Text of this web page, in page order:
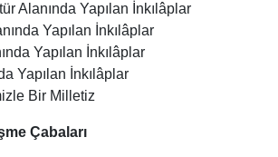
Alanında Yapılan İnkılâplar
Yapılan İnkılâplar
Yapılan İnkılâplar
Yapılan İnkılâplar
Bir Milletiz
Çabaları